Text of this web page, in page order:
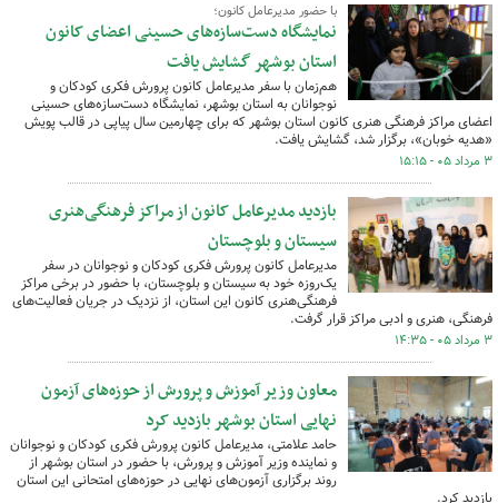
با حضور مدیرعامل کانون؛
نمایشگاه دست‌سازه‌های حسینی اعضای کانون
استان بوشهر گشایش یافت
هم‌زمان با سفر مدیرعامل کانون پرورش فکری کودکان و
نوجوانان به استان بوشهر، نمایشگاه دست‌سازه‌های حسینی
اعضای مراکز فرهنگی هنری کانون استان بوشهر که برای چهارمین سال پیاپی در قالب پویش
«هدیه خوبان»، برگزار شد، گشایش یافت.
۳ مرداد ۰۵ - ۱۵:۱۵
بازدید مدیرعامل کانون از مراکز فرهنگی‌هنری
سیستان و بلوچستان
مدیرعامل کانون پرورش فکری کودکان و نوجوانان در سفر
یک‌روزه خود به سیستان و بلوچستان، با حضور در برخی مراکز
فرهنگی‌هنری کانون این استان، از نزدیک در جریان فعالیت‌های
فرهنگی، هنری و ادبی مراکز قرار گرفت.
۳ مرداد ۰۵ - ۱۴:۳۵
معاون وزیر آموزش و پرورش از حوزه‌های آزمون
نهایی استان بوشهر بازدید کرد
حامد علامتی، مدیرعامل کانون پرورش فکری کودکان و نوجوانان
و نماینده وزیر آموزش و پرورش، با حضور در استان بوشهر از
روند برگزاری آزمون‌های نهایی در حوزه‌های امتحانی این استان
بازدید کرد.